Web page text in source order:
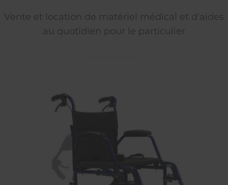
Vente et location de matériel médical et d'aides
au quotidien pour le particulier